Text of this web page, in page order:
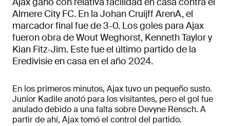
Almere City FC. En la Johan Cruijff ArenA, el
marcador final fue de 3-0. Los goles para Ajax
fueron obra de Wout Weghorst, Kenneth Taylor y
Kian Fitz-Jim. Este fue el último partido de la
Eredivisie en casa en el año 2024.
En los primeros minutos, Ajax tuvo un pequeño susto.
Junior Kadile anotó para los visitantes, pero el gol fue
anulado debido a una falta sobre Devyne Rensch. A
partir de ahí, Ajax tomó el control del partido.